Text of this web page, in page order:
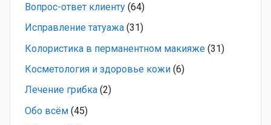
Вопрос-ответ клиенту (64)
Исправление татуажа (31)
Колористика в перманентном макияже (31)
Косметология и здоровье кожи (6)
Лечение грибка (2)
Обо всём (45)